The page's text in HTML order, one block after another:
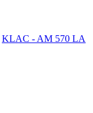
KLAC - AM 570 LA